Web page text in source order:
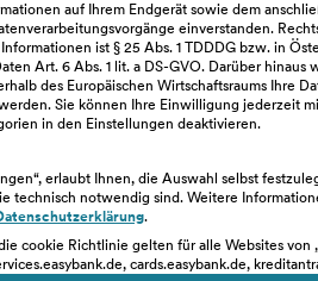
Kontaktlos bezahlen
auf Ihrem Endgerät sowie dem
einverstanden.
ist § 25 Abs. 1 TDDDG bzw. in
Art. 6 Abs. 1 lit. a DS-GVO. Darüber hinaus
des Europäischen Wirtschaftsraums Ihre
Sie können Ihre Einwilligung jederzeit
in den Einstellungen deaktivieren.
erlaubt Ihnen, die Auswahl selbst
technisch notwendig sind. Weitere
.
cookie Richtlinie gelten für alle Websites von
cards.easybank.de,